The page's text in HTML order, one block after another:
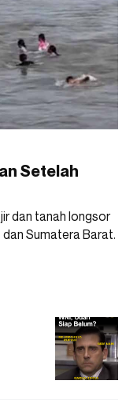
Setelah
dan tanah longsor
Sumatera Barat.